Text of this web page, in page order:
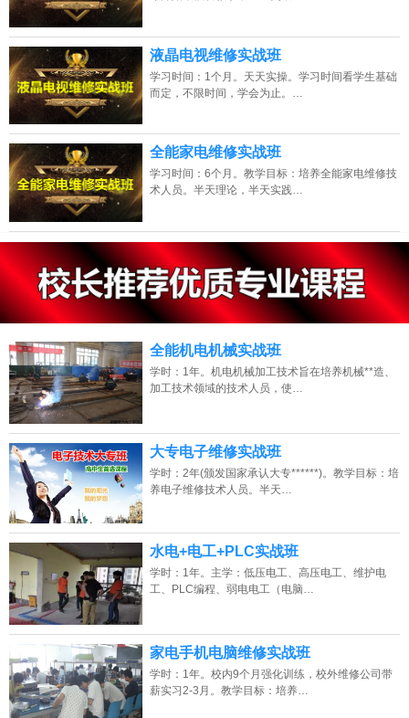
液晶电视维修实战班
学习时间：1个月。天天实操。学习时间看学生基础
而定，不限时间，学会为止。…
全能家电维修实战班
学习时间：6个月。教学目标：培养全能家电维修技
术人员。半天理论，半天实践…
点击免费咨询电话：13807313137
全能机电机械实战班
学时：1年。机电机械加工技术旨在培养机械**造、
加工技术领域的技术人员，使…
大专电子维修实战班
学时：2年(颁发国家承认大专******)。教学目标：培
养电子维修技术人员。半天…
水电+电工+PLC实战班
学时：1年。主学：低压电工、高压电工、维护电
工、PLC编程、弱电电工（电脑…
家电手机电脑维修实战班
学时：1年。校内9个月强化训练，校外维修公司带
薪实习2-3月。教学目标：培养…